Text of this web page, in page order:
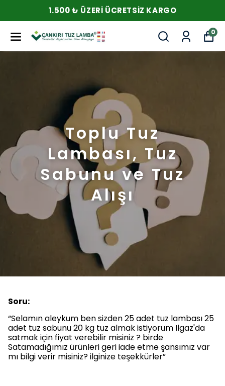
1.500 ₺ ÜZERI ÜCRETSIZ KARGO
0
Toplu Tuz
Lambası, Tuz
Sabunu ve Tuz
Alışı
Soru:
“Selamın aleykum ben sizden 25 adet tuz lambası 25
adet tuz sabunu 20 kg tuz almak istiyorum Ilgaz'da
satmak için fiyat verebilir misiniz ? birde
Satamadığımız ürünleri geri iade etme şansımız var
mı bilgi verir misiniz? ilginize teşekkürler”